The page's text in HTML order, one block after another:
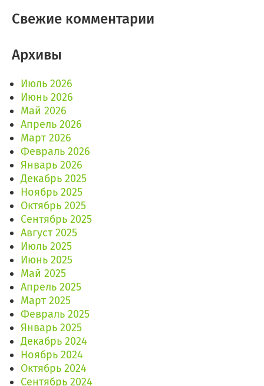
Свежие комментарии
Архивы
Июль 2026
Июнь 2026
Май 2026
Апрель 2026
Март 2026
Февраль 2026
Январь 2026
Декабрь 2025
Ноябрь 2025
Октябрь 2025
Сентябрь 2025
Август 2025
Июль 2025
Июнь 2025
Май 2025
Апрель 2025
Март 2025
Февраль 2025
Январь 2025
Декабрь 2024
Ноябрь 2024
Октябрь 2024
Сентябрь 2024